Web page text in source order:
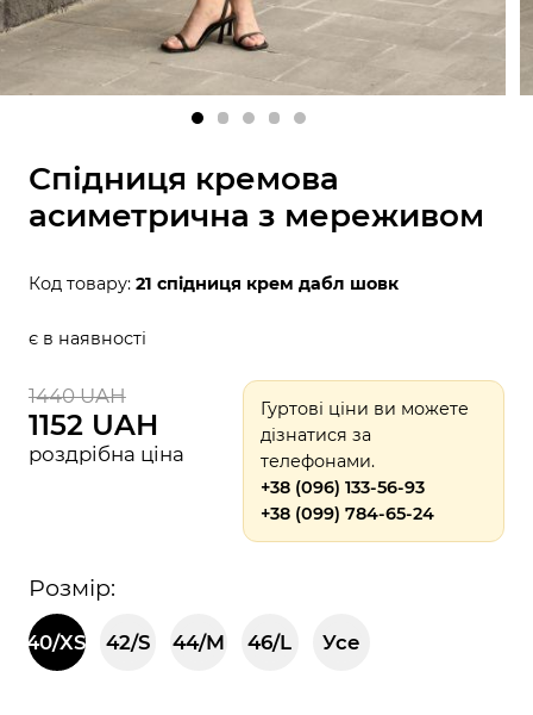
Спідниця кремова
асиметрична з мереживом
Код товару: 21 спідниця крем дабл шовк
є в наявності
1440 UAH
1152 UAH
роздрібна ціна
Гуртові ціни ви можете
дізнатися за
телефонами.
+38 (096) 133-56-93
+38 (099) 784-65-24
Розмір:
40/XS 42/S 44/M 46/L Усе